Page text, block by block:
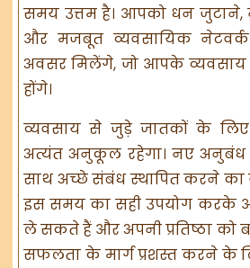
समय उत्तम है। आपको धन जुटाने,
और मजबूत व्यवसायिक
अवसर मिलेंगे, जो आपके व्यवसाय
होंगे।
व्यवसाय से जुड़े जातकों के लिए
अत्यंत अनुकूल रहेगा। नए अनुबंध
साथ अच्छे संबंध स्थापित करने का
इस समय का सही उपयोग करके
ले सकते हैं और अपनी प्रतिष्ठा को
सफलता के मार्ग प्रशस्त करने के